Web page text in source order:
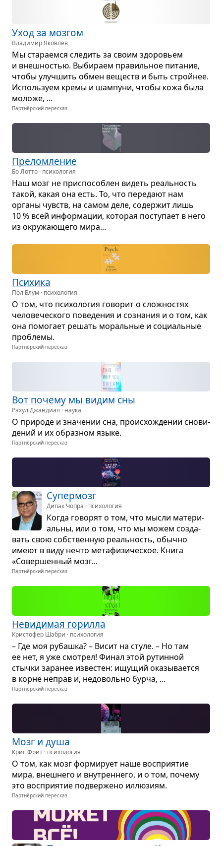
Уход за моз­гом
Владимир Яковлев
Мы ста­ра­емся сле­дить за своим здо­ро­вьем
и внеш­но­стью. Выби­раем пра­виль­ное пита­ние,
чтобы улуч­шить обмен веществ и быть стройнее.
Исполь­зуем кремы и шам­пуни, чтобы кожа была
моложе, ...
Партнёрский пересказ
Пре­лом­ле­ние
Бо Лотто · психология
Наш мозг не при­спо­соб­лен видеть реаль­ность
такой, какая она есть. То, что пере­дают нам
органы чувств, на самом деле, содер­жит лишь
10 % всей инфор­ма­ции, кото­рая посту­пает в него
из окру­жа­ю­щего мира...
Пси­хика
Пол Блум · психология
О том, что пси­хо­ло­гия гово­рит о слож­но­стях
чело­ве­че­ского пове­де­ния и созна­ния и о том, как
она помо­гает решать мораль­ные и соци­аль­ные
про­блемы.
Партнёрский пересказ
Вот почему мы видим сны
Рахул Джандиал · наука
О при­роде и зна­че­нии сна, про­ис­хо­жде­нии сно­ви­
де­ний и их образ­ном языке.
Партнёрский пересказ
Супер­мозг
Дипак Чопра · психология
Когда гово­рят о том, что мысли мате­ри­
альны, или о том, что мы можем созда­
вать свою соб­ствен­ную реаль­ность, обычно
имеют в виду нечто мета­фи­зи­че­ское. Книга
«Совер­шен­ный мозг...
Партнёрский пересказ
Неви­ди­мая горилла
Кристофер Шабри · психология
– Где моя рубашка? – Висит на стуле. – Но там
ее нет, я уже смот­рел! Финал этой рутин­ной
стычки зара­нее изве­стен: ищу­щий ока­зы­ва­ется
в корне неправ и, недо­вольно бурча, ...
Партнёрский пересказ
Мозг и душа
Крис Фрит · психология
О том, как мозг фор­ми­рует наше вос­при­я­тие
мира, внеш­него и вну­трен­него, и о том, почему
это вос­при­я­тие под­вер­жено иллю­зиям.
Партнёрский пересказ